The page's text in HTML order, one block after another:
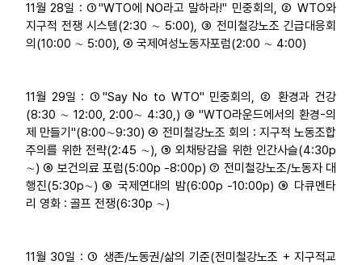
11월 28일 : ①"WTO에 NO라고 말하라!" 민중회의, ② WTO와
지구적 전쟁 시스템(2:30 ∼ 5:00), ③ 전미철강노조 긴급대응회
의(10:00 ∼ 5:00), ④ 국제여성노동자포럼(2:00 ∼ 4:00)
11월 29일 : ①"Say No to WTO" 민중회의, ② 환경과 건강
(8:30 ∼ 12:00, 2:00∼ 4:30,) ③ "WTO라운드에서의 환경-의
제 만들기"(8:00∼9:30) ④ 전미철강노조 회의 : 지구적 노동조합
주의를 위한 전략(2:45 ∼), ⑤ 외채탕감을 위한 인간사슬(4:30p
∼) ⑥ 보건의료 포럼(5:00p -8:00p) ⑦ 전미철강노조/노동자 대
행진(5:30p∼) ⑧ 국제연대의 밤(6:00p -10:00p) ⑨ 다큐멘타
리 영화 : 골프 전쟁(6:30p ∼)
11월 30일 : ① 생존/노동권/삶의 기준(전미철강노조 + 지구적교